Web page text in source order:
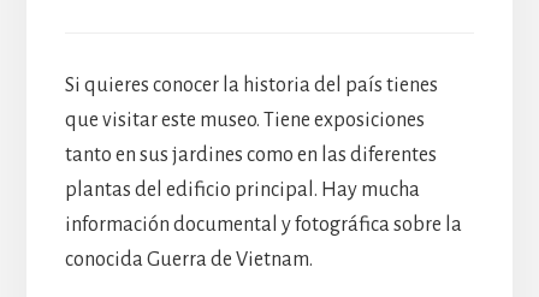
Si quieres conocer la historia del país tienes
que visitar este museo. Tiene exposiciones
tanto en sus jardines como en las diferentes
plantas del edificio principal. Hay mucha
información documental y fotográfica sobre la
conocida Guerra de Vietnam.